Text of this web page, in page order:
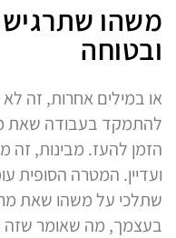
משהו
ובטוחה
או במילים אחרות, זה לא
להתמקד בעבודה שאת
הזמן להעז. מבינות,
ועדיין. המטרה הסופית
שתלכי על משהו שאת
בעצמך, מה שאומר שזה